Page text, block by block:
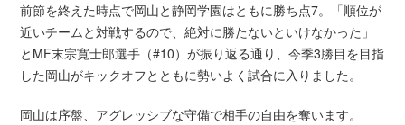
前節を終えた時点で岡山と静岡学園はともに勝ち点7。「順位が
近いチームと対戦するので、絶対に勝たないといけなかった」
とMF末宗寛士郎選手（#10）が振り返る通り、今季3勝目を目指
した岡山がキックオフとともに勢いよく試合に入りました。
岡山は序盤、アグレッシブな守備で相手の自由を奪います。